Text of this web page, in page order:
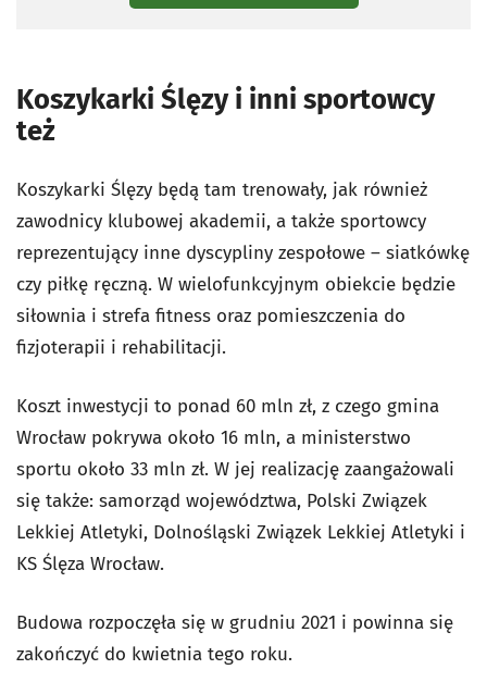
Koszykarki Ślęzy i inni sportowcy
też
Koszykarki Ślęzy będą tam trenowały, jak również
zawodnicy klubowej akademii, a także sportowcy
reprezentujący inne dyscypliny zespołowe – siatkówkę
czy piłkę ręczną. W wielofunkcyjnym obiekcie będzie
siłownia i strefa fitness oraz pomieszczenia do
fizjoterapii i rehabilitacji.
Koszt inwestycji to ponad 60 mln zł, z czego gmina
Wrocław pokrywa około 16 mln, a ministerstwo
sportu około 33 mln zł. W jej realizację zaangażowali
się także: samorząd województwa, Polski Związek
Lekkiej Atletyki, Dolnośląski Związek Lekkiej Atletyki i
KS Ślęza Wrocław.
Budowa rozpoczęła się w grudniu 2021 i powinna się
zakończyć do kwietnia tego roku.